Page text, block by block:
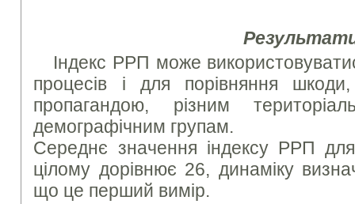
Індекс РРП може
процесів і для порівняння
пропагандою, різним
демографічним групам.
Середнє значення індексу РРП
цілому дорівнює 26, динаміку
що це перший вимір.